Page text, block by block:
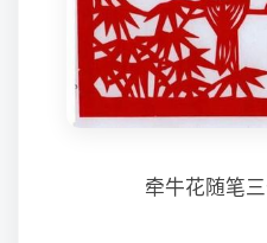
牵牛花随笔